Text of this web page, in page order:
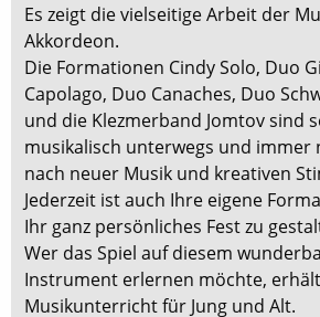
Es zeigt die vielseitige Arbeit der
Akkordeon.
Die Formationen Cindy Solo, Duo
Capolago, Duo Canaches, Duo
und die Klezmerband Jomtov sind
musikalisch unterwegs und immer
nach neuer Musik und kreativen
Jederzeit ist auch Ihre eigene
Ihr ganz persönliches Fest zu
Wer das Spiel auf diesem
Instrument erlernen möchte,
Musikunterricht für Jung und Alt.